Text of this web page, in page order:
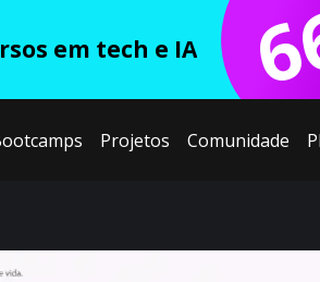
em tech e IA
Projetos Comunidade